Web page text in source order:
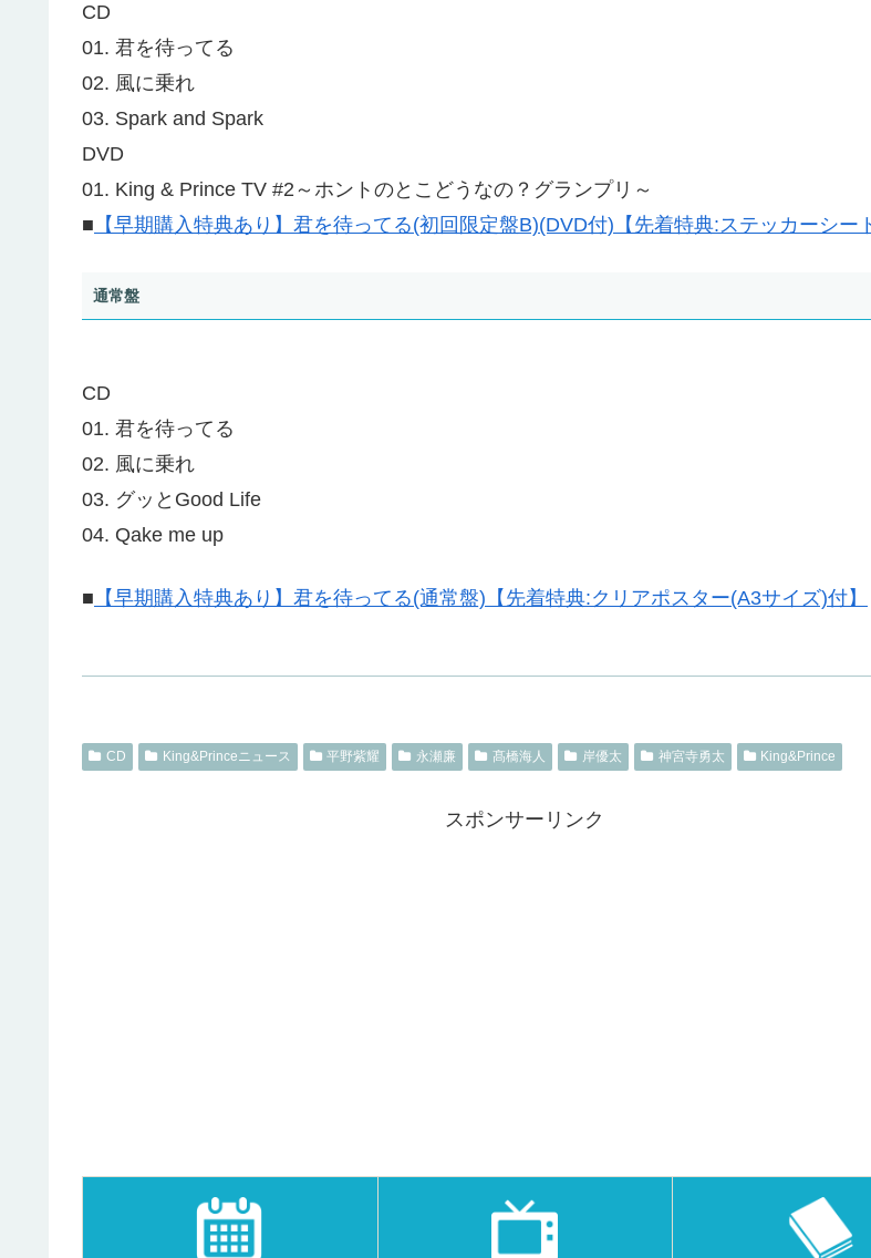
CD
01. 君を待ってる
02. 風に乗れ
03. Spark and Spark
DVD
01. King & Prince TV #2～ホントのとこどうなの？グランプリ～
■ 【早期購入特典あり】君を待ってる(初回限定盤B)(DVD付)【先着特典:ステッカーシー
通常盤
CD
01. 君を待ってる
02. 風に乗れ
03. グッとGood Life
04. Qake me up
■ 【早期購入特典あり】君を待ってる(通常盤)【先着特典:クリアポスター(A3サイズ)付】
CD King&Princeニュース 平野紫耀 永瀬廉 髙橋海人 岸優太 神宮寺勇太 King&Prince
スポンサーリンク